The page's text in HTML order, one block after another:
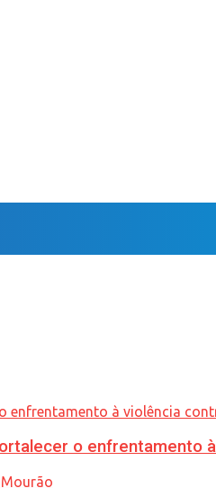
o enfrentamento